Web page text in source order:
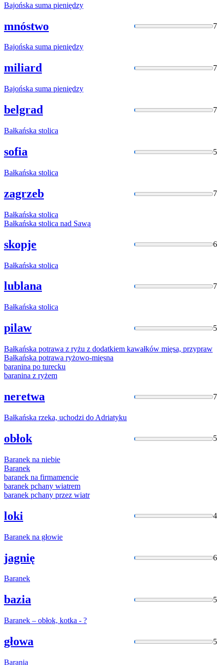
Bajońska suma pieniędzy
mnóstwo 7
Bajońska suma pieniędzy
miliard 7
Bajońska suma pieniędzy
belgrad 7
Bałkańska stolica
sofia 5
Bałkańska stolica
zagrzeb 7
Bałkańska stolica
Bałkańska stolica nad Sawą
skopje 6
Bałkańska stolica
lublana 7
Bałkańska stolica
pilaw 5
Bałkańska potrawa z ryżu z dodatkiem kawałków mięsa, przypraw
Bałkańska potrawa ryżowo-mięsna
baranina po turecku
baranina z ryżem
neretwa 7
Bałkańska rzeka, uchodzi do Adriatyku
obłok 5
Baranek na niebie
Baranek
baranek na firmamencie
baranek pchany wiatrem
baranek pchany przez wiatr
loki 4
Baranek na głowie
jagnię 6
Baranek
bazia 5
Baranek – obłok, kotka - ?
głowa 5
Barania